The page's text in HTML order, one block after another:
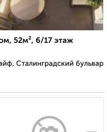
52м², 6/17 этаж
Сталинградский бульвар